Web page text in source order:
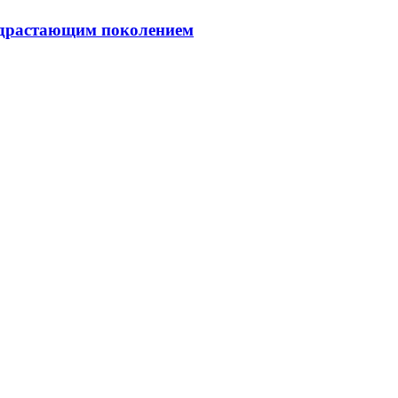
поколением